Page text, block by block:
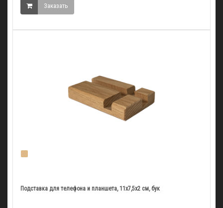
Заказать
Подставка для телефона и планшета, 11х7,5х2 см, бук